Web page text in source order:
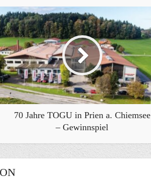
70 Jahre TOGU in Prien a. Chiemsee
– Gewinnspiel